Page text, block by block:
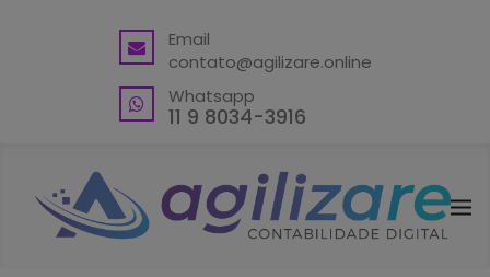
Email
contato@agilizare.online
Whatsapp
11 9 8034-3916
VANTAGENS
ABRA SUA CONTA PJ
ENDEREÇO FISCAL – OUTRAS
LOCALIDADES